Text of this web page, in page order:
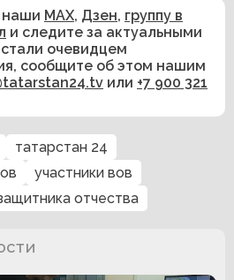
наши MAX, Дзен, группу в
и следите за актуальными
очевидцем
сообщите об этом нашим
или +7 900 321
татарстан 24
участники вов
отчества